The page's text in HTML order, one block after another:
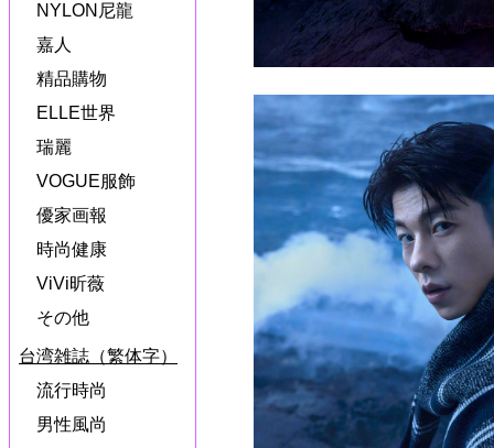
NYLON尼龍
嘉人
精品購物
ELLE世界
瑞麗
VOGUE服飾
優家画報
時尚健康
ViVi昕薇
その他
台湾雑誌（繁体字）
流行時尚
男性風尚